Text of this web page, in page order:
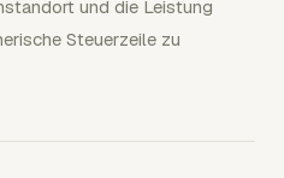
und die Leistung
Steuerzeile zu